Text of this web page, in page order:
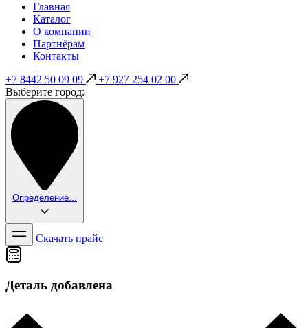
Главная
Каталог
О компании
Партнёрам
Контакты
+7 8442 50 09 09
+7 927 254 02 00
Выберите город:
Определение...
Скачать прайс
Деталь добавлена